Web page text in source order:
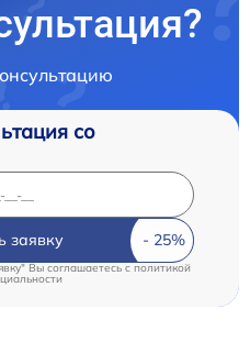
со
заявку
Вы соглашаетесь c политикой